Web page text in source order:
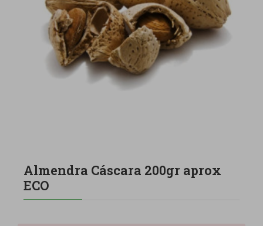
Almendra Cáscara 200gr aprox
ECO